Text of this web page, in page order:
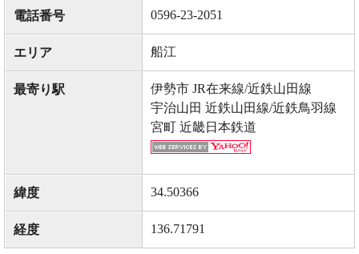
電話番号 0596-23-2051
エリア 船江
最寄り駅
伊勢市 JR在来線/近鉄山田線
宇治山田 近鉄山田線/近鉄鳥羽線
宮町 近畿日本鉄道
緯度 34.50366
経度 136.71791